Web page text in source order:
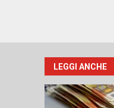
LEGGI ANCHE